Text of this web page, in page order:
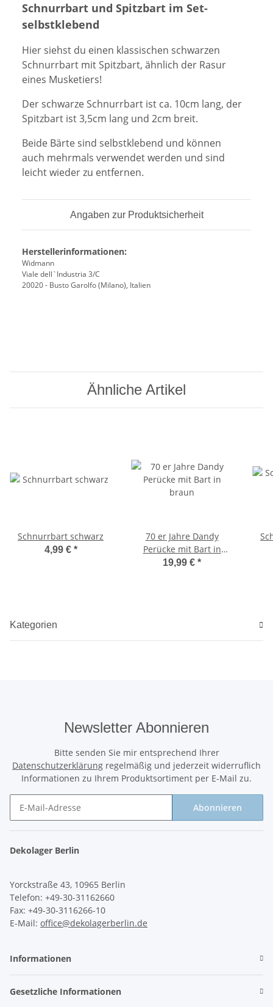
Schnurrbart und Spitzbart im Set-
selbstklebend
Hier siehst du einen klassischen schwarzen
Schnurrbart mit Spitzbart, ähnlich der Rasur
eines Musketiers!
Der schwarze Schnurrbart ist ca. 10cm lang, der
Spitzbart ist 3,5cm lang und 2cm breit.
Beide Bärte sind selbstklebend und können
auch mehrmals verwendet werden und sind
leicht wieder zu entfernen.
Angaben zur Produktsicherheit
Herstellerinformationen:
Widmann
Viale dell`Industria 3/C
20020 - Busto Garolfo (Milano), Italien
Ähnliche Artikel
Schnurrbart schwarz
4,99 € *
70 er Jahre Dandy
Perücke mit Bart in
braun
19,99 € *
Kategorien
Newsletter Abonnieren
Bitte senden Sie mir entsprechend Ihrer
Datenschutzerklärung regelmäßig und jederzeit widerruflich
Informationen zu Ihrem Produktsortiment per E-Mail zu.
Abonnieren
Dekolager Berlin
Yorckstraße 43, 10965 Berlin
Telefon: +49-30-31162660
Fax: +49-30-3116266-10
E-Mail: office@dekolagerberlin.de
Informationen
Gesetzliche Informationen